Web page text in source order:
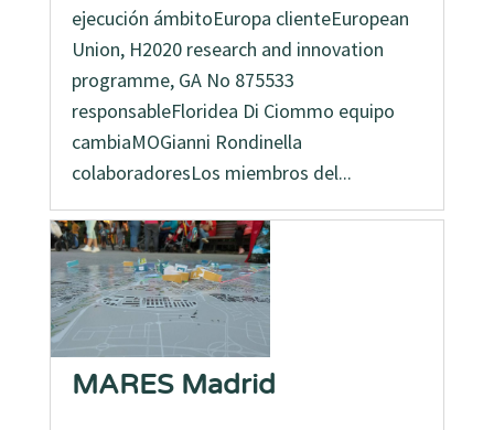
ejecución ámbitoEuropa clienteEuropean
Union, H2020 research and innovation
programme, GA No 875533
responsableFloridea Di Ciommo equipo
cambiaMOGianni Rondinella
colaboradoresLos miembros del...
MARES Madrid